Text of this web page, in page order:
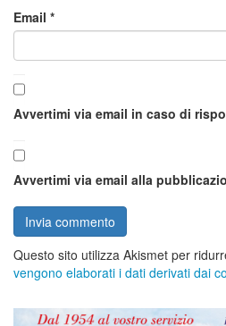
Email *
Avvertimi via email in caso di
Avvertimi via email alla
Questo sito utilizza Akismet per
vengono elaborati i dati derivati dai